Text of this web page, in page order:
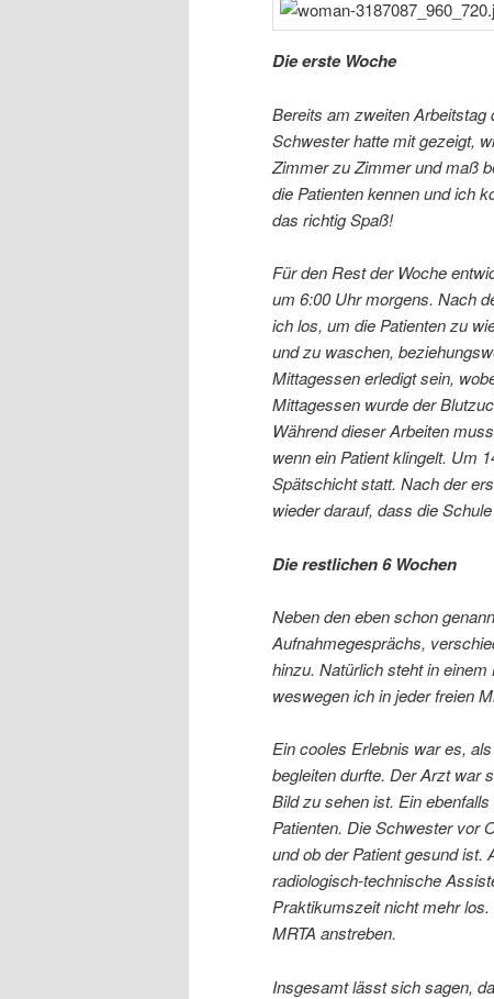
Die erste Woche
Bereits am zweiten Arbeitstag
Schwester hatte mit gezeigt,
Zimmer zu Zimmer und maß
die Patienten kennen und ich
das richtig Spaß!
Für den Rest der Woche
um 6:00 Uhr morgens. Nach
ich los, um die Patienten zu
und zu waschen,
Mittagessen erledigt sein,
Mittagessen wurde der
Während dieser Arbeiten
wenn ein Patient klingelt. Um
Spätschicht statt. Nach der
wieder darauf, dass die
Die restlichen 6 Wochen
Neben den eben schon
Aufnahmegesprächs,
hinzu. Natürlich steht in
weswegen ich in jeder freien
Ein cooles Erlebnis war es,
begleiten durfte. Der Arzt war
Bild zu sehen ist. Ein
Patienten. Die Schwester vor
und ob der Patient gesund
radiologisch-technische
Praktikumszeit nicht mehr
MRTA anstreben.
Insgesamt lässt sich sagen,